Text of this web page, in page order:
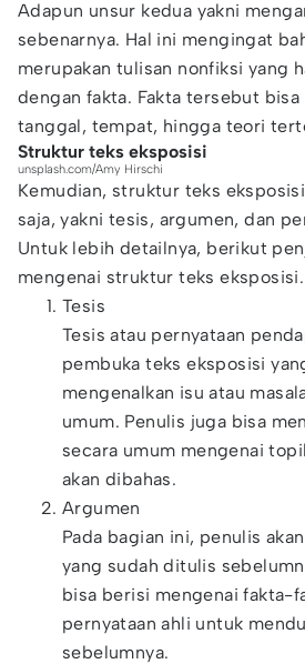
Adapun unsur kedua yakni
sebenarnya. Hal ini mengingat
merupakan tulisan nonfiksi yang
dengan fakta. Fakta tersebut bisa
tanggal, tempat, hingga teori
Struktur teks eksposisi
unsplash.com/Amy Hirschi
Kemudian, struktur teks
saja, yakni tesis, argumen, dan
Untuk lebih detailnya, berikut
mengenai struktur teks eksposisi.
Tesis
Tesis atau pernyataan
pembuka teks eksposisi
mengenalkan isu atau
umum. Penulis juga bisa
secara umum mengenai
akan dibahas.
Argumen
Pada bagian ini, penulis
yang sudah ditulis
bisa berisi mengenai fakta-
pernyataan ahli untuk
sebelumnya.